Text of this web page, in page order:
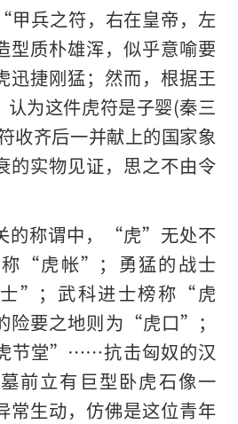
兵之符，右在皇帝，左
质朴雄浑，似乎意喻要
迅捷刚猛；然而，根据王
认为这件虎符是子婴(秦三
收齐后一并献上的国家象
的实物见证，思之不由令
的称谓中，“虎”无处不
“虎帐”；勇猛的战士
”；武科进士榜称“虎
险要之地则为“虎口”；
节堂”……抗击匈奴的汉
前立有巨型卧虎石像一
常生动，仿佛是这位青年